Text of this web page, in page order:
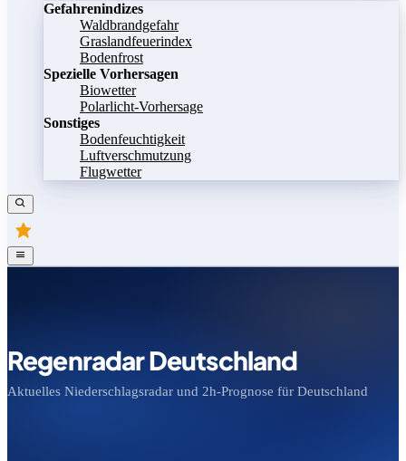
Gefahrenindizes
Waldbrandgefahr
Graslandfeuerindex
Bodenfrost
Spezielle Vorhersagen
Biowetter
Polarlicht-Vorhersage
Sonstiges
Bodenfeuchtigkeit
Luftverschmutzung
Flugwetter
Regenradar Deutschland
Aktuelles Niederschlagsradar und 2h-Prognose für Deutschland